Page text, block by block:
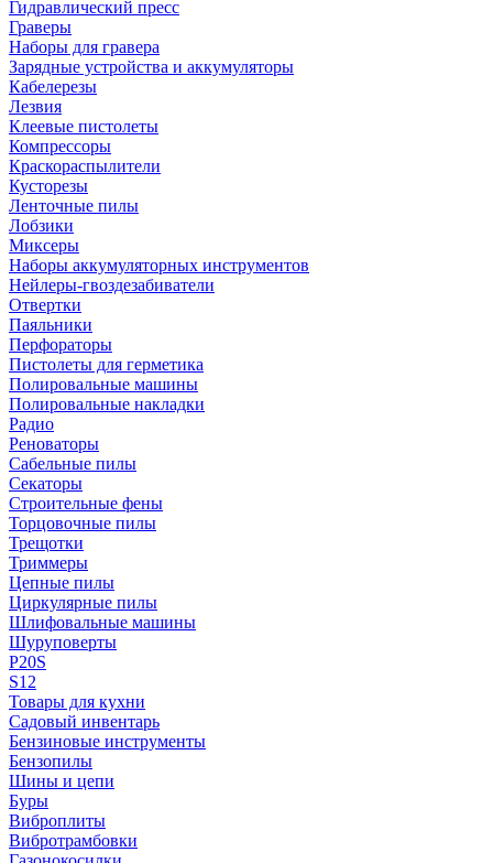
Гидравлический пресс
Граверы
Наборы для гравера
Зарядные устройства и аккумуляторы
Кабелерезы
Лезвия
Клеевые пистолеты
Компрессоры
Краскораспылители
Кусторезы
Ленточные пилы
Лобзики
Миксеры
Наборы аккумуляторных инструментов
Нейлеры-гвоздезабиватели
Отвертки
Паяльники
Перфораторы
Пистолеты для герметика
Полировальные машины
Полировальные накладки
Радио
Реноваторы
Сабельные пилы
Секаторы
Строительные фены
Торцовочные пилы
Трещотки
Триммеры
Цепные пилы
Циркулярные пилы
Шлифовальные машины
Шуруповерты
P20S
S12
Товары для кухни
Садовый инвентарь
Бензиновые инструменты
Бензопилы
Шины и цепи
Буры
Виброплиты
Вибротрамбовки